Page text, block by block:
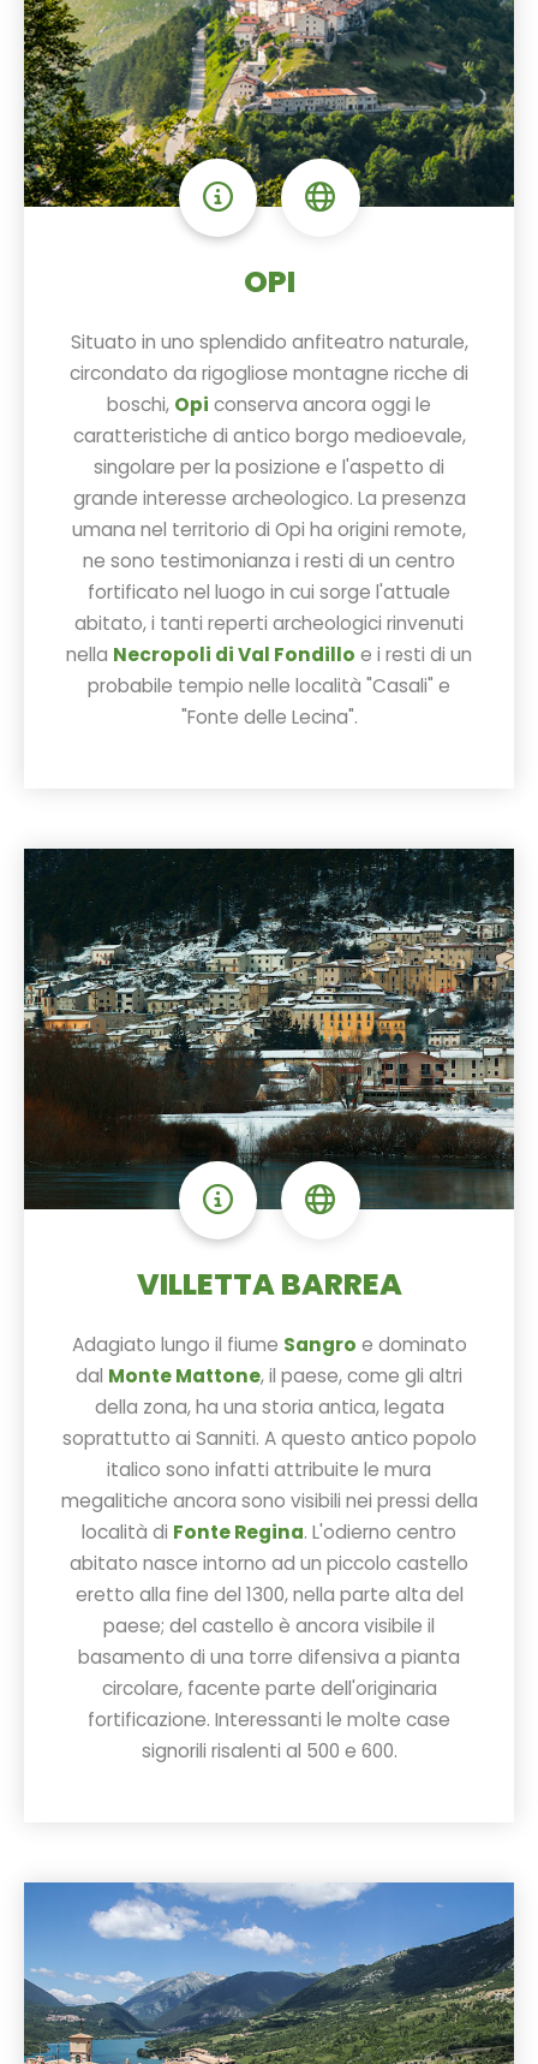
OPI
Situato in uno splendido anfiteatro naturale,
circondato da rigogliose montagne ricche di
boschi, Opi conserva ancora oggi le
caratteristiche di antico borgo medioevale,
singolare per la posizione e l'aspetto di
grande interesse archeologico. La presenza
umana nel territorio di Opi ha origini remote,
ne sono testimonianza i resti di un centro
fortificato nel luogo in cui sorge l'attuale
abitato, i tanti reperti archeologici rinvenuti
nella Necropoli di Val Fondillo e i resti di un
probabile tempio nelle località "Casali" e
"Fonte delle Lecina".
VILLETTA BARREA
Adagiato lungo il fiume Sangro e dominato
dal Monte Mattone, il paese, come gli altri
della zona, ha una storia antica, legata
soprattutto ai Sanniti. A questo antico popolo
italico sono infatti attribuite le mura
megalitiche ancora sono visibili nei pressi della
località di Fonte Regina. L'odierno centro
abitato nasce intorno ad un piccolo castello
eretto alla fine del 1300, nella parte alta del
paese; del castello è ancora visibile il
basamento di una torre difensiva a pianta
circolare, facente parte dell'originaria
fortificazione. Interessanti le molte case
signorili risalenti al 500 e 600.